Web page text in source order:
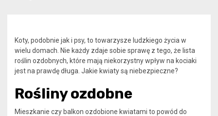
Koty, podobnie jak i psy, to towarzysze ludzkiego życia w
wielu domach. Nie każdy zdaje sobie sprawę z tego, że lista
roślin ozdobnych, które mają niekorzystny wpływ na kociaki
jest na prawdę długa. Jakie kwiaty są niebezpieczne?
Rośliny ozdobne
Mieszkanie czy balkon ozdobione kwiatami to powód do